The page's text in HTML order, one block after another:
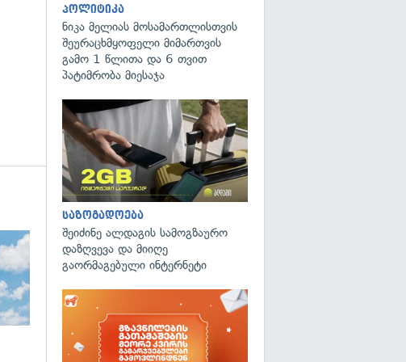
გადახედვა
პოლიტიკა
ნიკა მელიას მოსამართლისთვის
შეურაცხმყოფელი მიმართვის
გამო 1 წლითა და 6 თვით
პატიმრობა მიესაჯა
საზოგადოება
შეიძინე ალდაგის სამოგზაურო
დაზღვევა და მიიღე
გაორმაგებული ინტერნეტი